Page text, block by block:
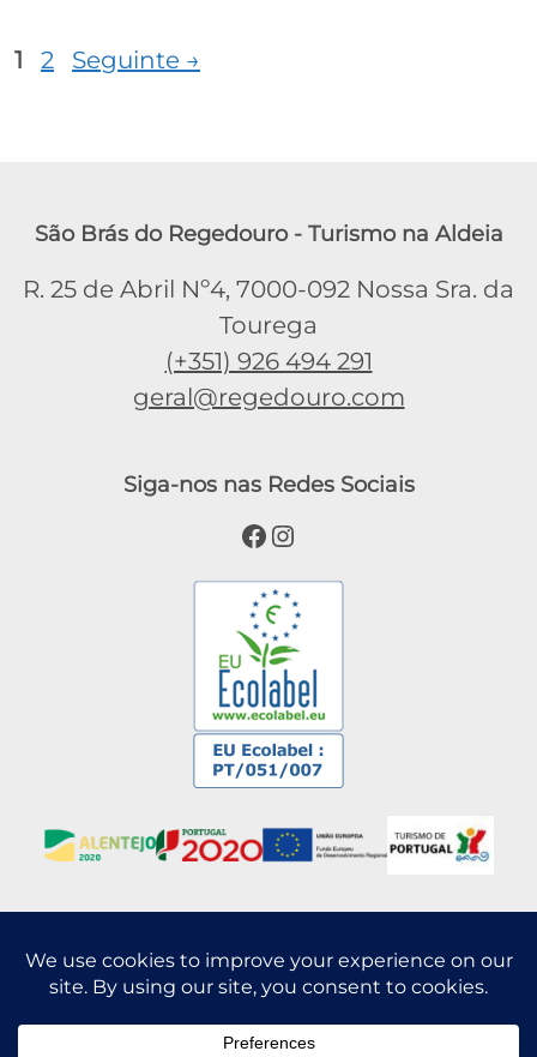
Página
1 Página
2 Seguinte →
São Brás do Regedouro - Turismo na Aldeia
R. 25 de Abril Nº4, 7000-092 Nossa Sra. da
Tourega
(+351) 926 494 291
geral@regedouro.com
Siga-nos nas Redes Sociais
Facebook
Instagram
Blog Press Release Aldeia Alojamento
Experiências
Eventos
Ficha do Projeto Sustentabilidade Campanhas
Este site utiliza cookies de terceiros para recolher informações